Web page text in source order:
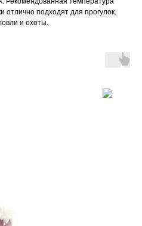
отлично подходят для прогулок,
и охоты.